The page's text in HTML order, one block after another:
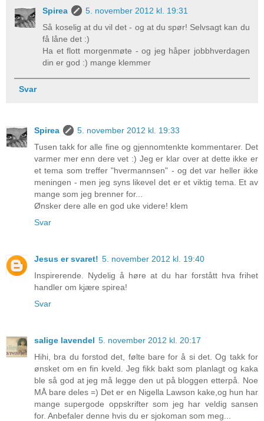
Spirea
5. november 2012 kl. 19:31
Så koselig at du vil det - og at du spør! Selvsagt kan du
få låne det :)
Ha et flott morgenmøte - og jeg håper jobbhverdagen
din er god :) mange klemmer
Svar
Spirea
5. november 2012 kl. 19:33
Tusen takk for alle fine og gjennomtenkte kommentarer. Det
varmer mer enn dere vet :) Jeg er klar over at dette ikke er
et tema som treffer "hvermannsen" - og det var heller ikke
meningen - men jeg syns likevel det er et viktig tema. Et av
mange som jeg brenner for...
Ønsker dere alle en god uke videre! klem
Svar
Jesus er svaret! 5. november 2012 kl. 19:40
Inspirerende. Nydelig å høre at du har forstått hva frihet
handler om kjære spirea!
Svar
salige lavendel 5. november 2012 kl. 20:17
Hihi, bra du forstod det, følte bare for å si det. Og takk for
ønsket om en fin kveld. Jeg fikk bakt som planlagt og kaka
ble så god at jeg må legge den ut på bloggen etterpå. Noe
MÅ bare deles =) Det er en Nigella Lawson kake,og hun har
mange supergode oppskrifter som jeg har veldig sansen
for. Anbefaler denne hvis du er sjokoman som meg...